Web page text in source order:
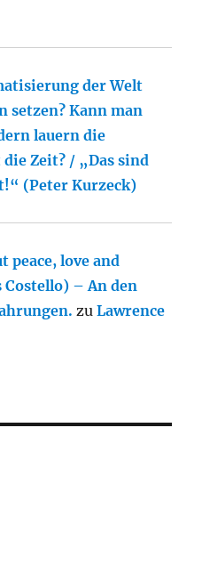
der Welt
setzen? Kann man
lauern die
die Zeit? / „Das sind
(Peter Kurzeck)
peace, love and
– An den
zuLawrence